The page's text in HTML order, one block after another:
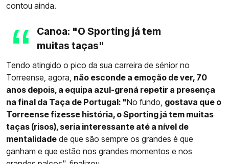
contou ainda.
Canoa: "O Sporting já tem
muitas taças"
Tendo atingido o pico da sua carreira de sénior no
Torreense, agora, não esconde a emoção de ver, 70
anos depois, a equipa azul-grená repetir a presença
na final da Taça de Portugal: "No fundo, gostava que o
Torreense fizesse história, o Sporting já tem muitas
taças (risos), seria interessante até a nível de
mentalidade de que são sempre os grandes é que
ganham e que estão nos grandes momentos e nos